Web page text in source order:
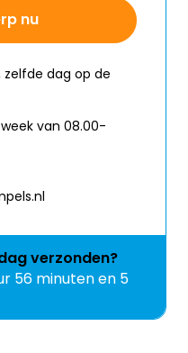
nu
zelfde dag op de
van 08.00-
verzonden?
56 minuten en 4